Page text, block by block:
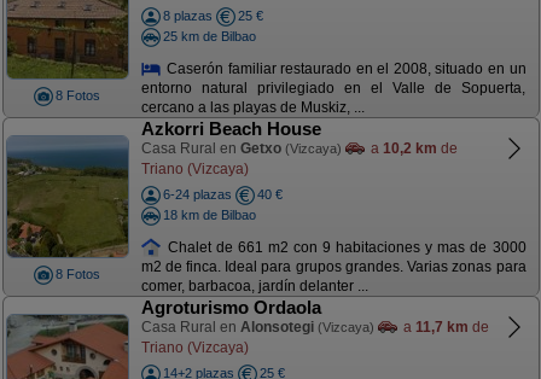
8 Fotos
8 plazas
25 €
25 km de Bilbao
Caserón familiar restaurado en el 2008, situado en un
entorno natural privilegiado en el Valle de Sopuerta,
cercano a las playas de Muskiz, ...
8 Fotos
Azkorri Beach House
Casa Rural en Getxo (Vizcaya) a 10,2 km de
Triano (Vizcaya)
6-24 plazas
40 €
18 km de Bilbao
Chalet de 661 m2 con 9 habitaciones y mas de 3000
m2 de finca. Ideal para grupos grandes. Varias zonas para
comer, barbacoa, jardín delanter ...
Agroturismo Ordaola
Casa Rural en Alonsotegi (Vizcaya) a 11,7 km de
Triano (Vizcaya)
14+2 plazas
25 €